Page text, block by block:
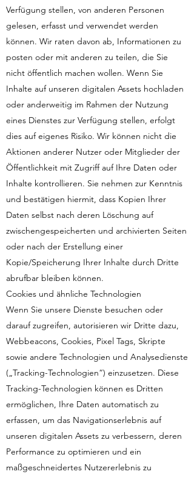
Verfügung stellen, von anderen Personen
gelesen, erfasst und verwendet werden
können. Wir raten davon ab, Informationen zu
posten oder mit anderen zu teilen, die Sie
nicht öffentlich machen wollen. Wenn Sie
Inhalte auf unseren digitalen Assets hochladen
oder anderweitig im Rahmen der Nutzung
eines Dienstes zur Verfügung stellen, erfolgt
dies auf eigenes Risiko. Wir können nicht die
Aktionen anderer Nutzer oder Mitglieder der
Öffentlichkeit mit Zugriff auf Ihre Daten oder
Inhalte kontrollieren. Sie nehmen zur Kenntnis
und bestätigen hiermit, dass Kopien Ihrer
Daten selbst nach deren Löschung auf
zwischengespeicherten und archivierten Seiten
oder nach der Erstellung einer
Kopie/Speicherung Ihrer Inhalte durch Dritte
abrufbar bleiben können.
Cookies und ähnliche Technologien
Wenn Sie unsere Dienste besuchen oder
darauf zugreifen, autorisieren wir Dritte dazu,
Webbeacons, Cookies, Pixel Tags, Skripte
sowie andere Technologien und Analysedienste
(„Tracking-Technologien“) einzusetzen. Diese
Tracking-Technologien können es Dritten
ermöglichen, Ihre Daten automatisch zu
erfassen, um das Navigationserlebnis auf
unseren digitalen Assets zu verbessern, deren
Performance zu optimieren und ein
maßgeschneidertes Nutzererlebnis zu